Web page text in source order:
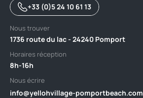
+33 (0)5 24 10 61 13
Nous trouver
1736 route du lac - 24240 Pomport
Horaires réception
8h-16h
Nous écrire
info@yellohvillage-pomportbeach.com